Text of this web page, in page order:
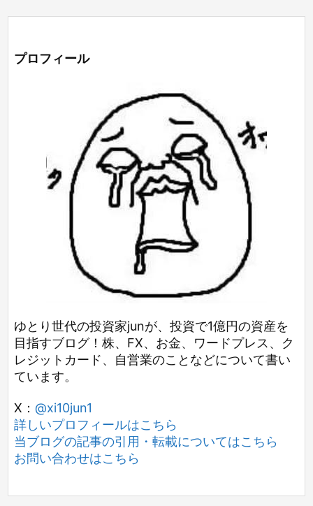
プロフィール
ゆとり世代の投資家junが、投資で1億円の資産を
目指すブログ！株、FX、お金、ワードプレス、ク
レジットカード、自営業のことなどについて書い
ています。
X： @xi10jun1
詳しいプロフィールはこちら
当ブログの記事の引用・転載についてはこちら
お問い合わせはこちら